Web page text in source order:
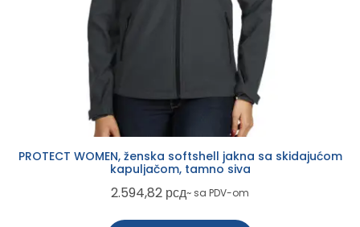
PROTECT WOMEN, ženska softshell jakna sa skidajućom
kapuljačom, tamno siva
2.594,82 рсд~ sa PDV-om